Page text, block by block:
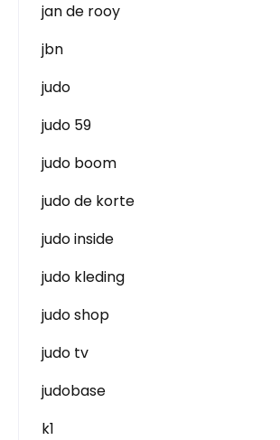
jan de rooy
jbn
judo
judo 59
judo boom
judo de korte
judo inside
judo kleding
judo shop
judo tv
judobase
k1